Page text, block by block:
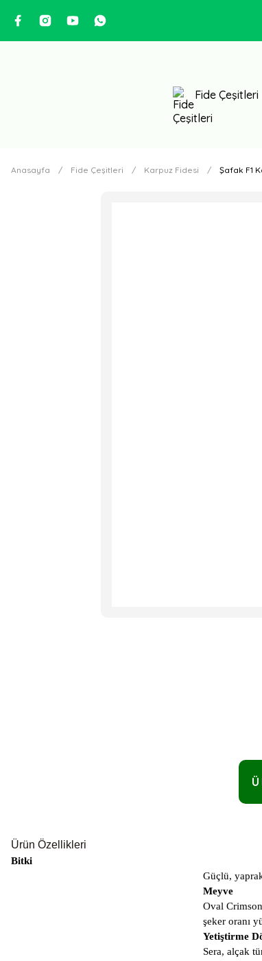
Fide Çeşitleri
Anasayfa Fide Çeşitleri Karpuz Fidesi Şafak F1
Ürün Özellikleri
Bitki
Güçlü,
Meyve
Oval
şeker oranı
Yetiştirme
Sera, alçak